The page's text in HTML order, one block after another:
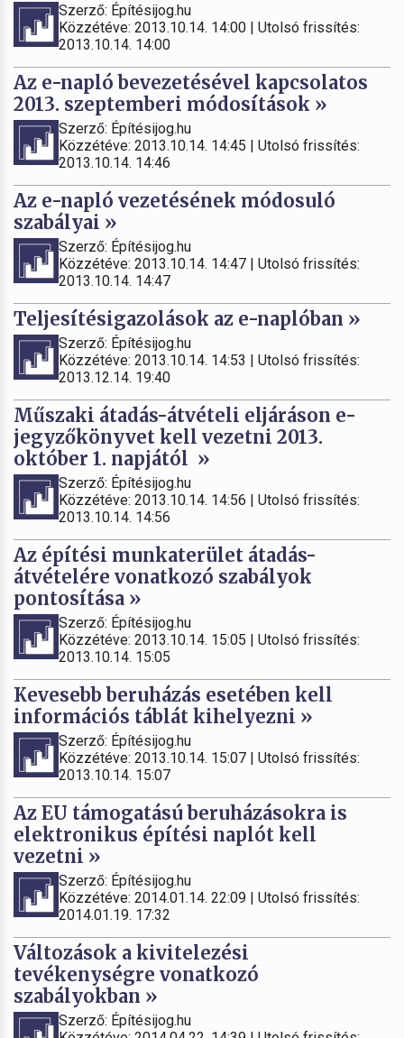
Szerző: Építésijog.hu
Közzétéve: 2013.10.14. 14:00 | Utolsó frissítés:
2013.10.14. 14:00
Az e-napló bevezetésével kapcsolatos
2013. szeptemberi módosítások »
Szerző: Építésijog.hu
Közzétéve: 2013.10.14. 14:45 | Utolsó frissítés:
2013.10.14. 14:46
Az e-napló vezetésének módosuló
szabályai »
Szerző: Építésijog.hu
Közzétéve: 2013.10.14. 14:47 | Utolsó frissítés:
2013.10.14. 14:47
Teljesítésigazolások az e-naplóban »
Szerző: Építésijog.hu
Közzétéve: 2013.10.14. 14:53 | Utolsó frissítés:
2013.12.14. 19:40
Műszaki átadás-átvételi eljáráson e-
jegyzőkönyvet kell vezetni 2013.
október 1. napjától »
Szerző: Építésijog.hu
Közzétéve: 2013.10.14. 14:56 | Utolsó frissítés:
2013.10.14. 14:56
Az építési munkaterület átadás-
átvételére vonatkozó szabályok
pontosítása »
Szerző: Építésijog.hu
Közzétéve: 2013.10.14. 15:05 | Utolsó frissítés:
2013.10.14. 15:05
Kevesebb beruházás esetében kell
információs táblát kihelyezni »
Szerző: Építésijog.hu
Közzétéve: 2013.10.14. 15:07 | Utolsó frissítés:
2013.10.14. 15:07
Az EU támogatású beruházásokra is
elektronikus építési naplót kell
vezetni »
Szerző: Építésijog.hu
Közzétéve: 2014.01.14. 22:09 | Utolsó frissítés:
2014.01.19. 17:32
Változások a kivitelezési
tevékenységre vonatkozó
szabályokban »
Szerző: Építésijog.hu